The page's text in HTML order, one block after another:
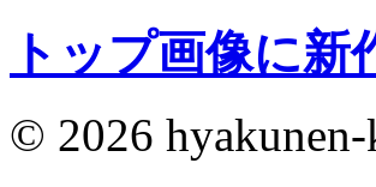
トップ画像に
© 2026